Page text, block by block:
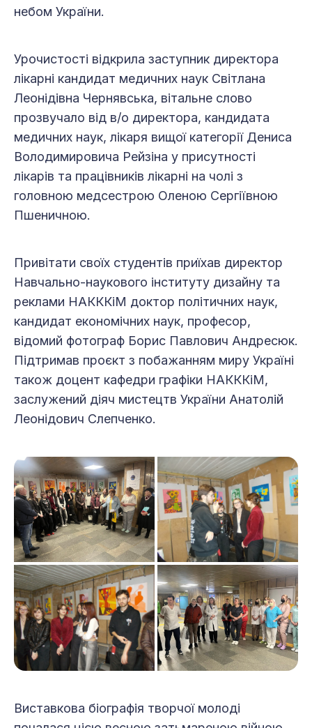
небом України.
Урочистості відкрила заступник директора
лікарні кандидат медичних наук Світлана
Леонідівна Чернявська, вітальне слово
прозвучало від в/о директора, кандидата
медичних наук, лікаря вищої категорії Дениса
Володимировича Рейзіна у присутності
лікарів та працівників лікарні на чолі з
головною медсестрою Оленою Сергіївною
Пшеничною.
Привітати своїх студентів приїхав директор
Навчально-наукового інституту дизайну та
реклами НАКККіМ доктор політичних наук,
кандидат економічних наук, професор,
відомий фотограф Борис Павлович Андресюк.
Підтримав проєкт з побажанням миру Україні
також доцент кафедри графіки НАКККіМ,
заслужений діяч мистецтв України Анатолій
Леонідович Слепченко.
Виставкова біографія творчої молоді